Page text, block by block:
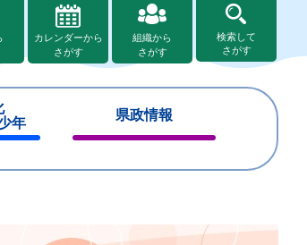
カレンダーから
さがす
組織から
さがす
検索して
さがす
年
県政情報
じ